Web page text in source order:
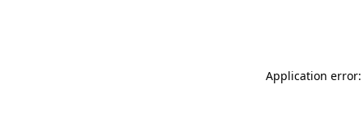
Application